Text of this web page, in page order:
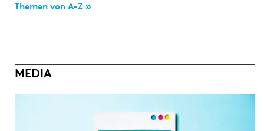
Themen von A-Z »
MEDIA